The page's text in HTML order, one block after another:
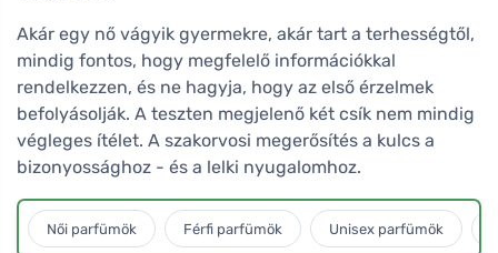
Akár egy nő vágyik gyermekre, akár tart a terhességtől,
mindig fontos, hogy megfelelő információkkal
rendelkezzen, és ne hagyja, hogy az első érzelmek
befolyásolják. A teszten megjelenő két csík nem mindig
végleges ítélet. A szakorvosi megerősítés a kulcs a
bizonyossághoz - és a lelki nyugalomhoz.
Női parfümök Férfi parfümök Unisex parfümök